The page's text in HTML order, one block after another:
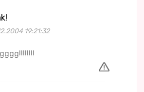
19:21:32